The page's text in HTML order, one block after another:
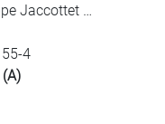
Jaccottet …
4